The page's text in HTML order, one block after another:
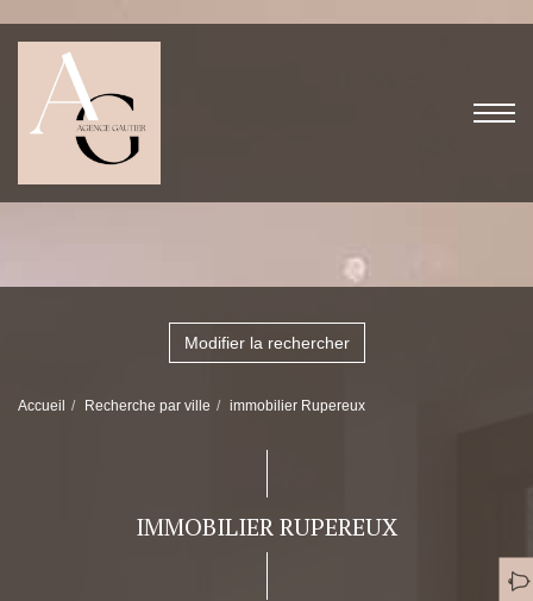
Modifier la rechercher
Accueil Recherche par ville immobilier Rupereux
IMMOBILIER RUPEREUX